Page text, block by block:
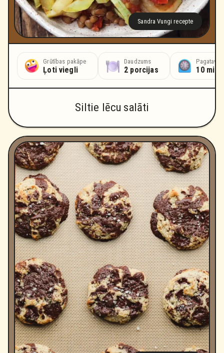
Sandra Vungi recepte
Grūtības pakāpe
Ļoti viegli
Daudzums
2 porcijas 10
Siltie lēcu salāti